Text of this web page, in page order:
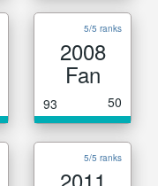
5/5 ranks
2008
Fan
93 50
5/5 ranks